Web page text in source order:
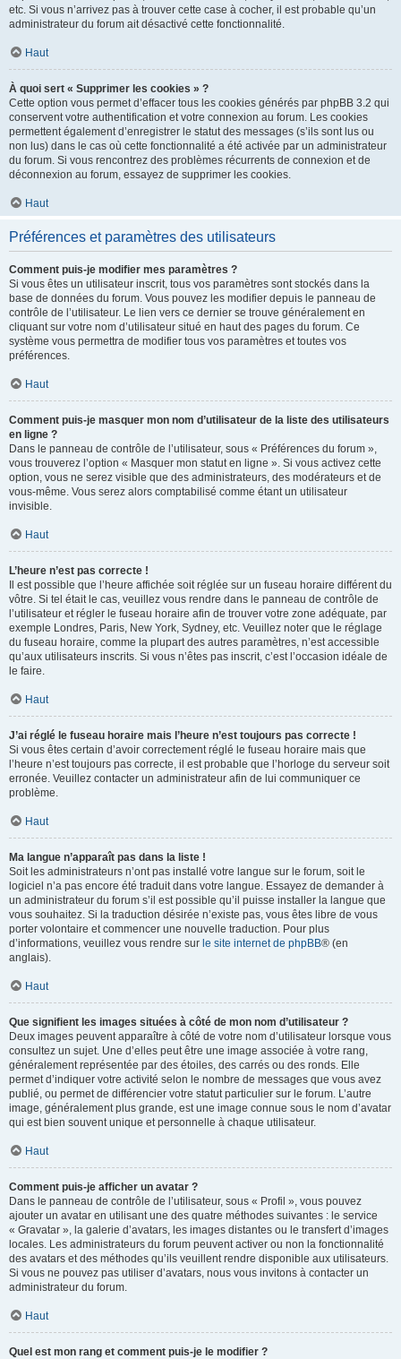
etc. Si vous n’arrivez pas à trouver cette case à cocher, il est probable qu’un
administrateur du forum ait désactivé cette fonctionnalité.
Haut
À quoi sert « Supprimer les cookies » ?
Cette option vous permet d’effacer tous les cookies générés par phpBB 3.2 qui
conservent votre authentification et votre connexion au forum. Les cookies
permettent également d’enregistrer le statut des messages (s’ils sont lus ou
non lus) dans le cas où cette fonctionnalité a été activée par un administrateur
du forum. Si vous rencontrez des problèmes récurrents de connexion et de
déconnexion au forum, essayez de supprimer les cookies.
Haut
Préférences et paramètres des utilisateurs
Comment puis-je modifier mes paramètres ?
Si vous êtes un utilisateur inscrit, tous vos paramètres sont stockés dans la
base de données du forum. Vous pouvez les modifier depuis le panneau de
contrôle de l’utilisateur. Le lien vers ce dernier se trouve généralement en
cliquant sur votre nom d’utilisateur situé en haut des pages du forum. Ce
système vous permettra de modifier tous vos paramètres et toutes vos
préférences.
Haut
Comment puis-je masquer mon nom d’utilisateur de la liste des utilisateurs
en ligne ?
Dans le panneau de contrôle de l’utilisateur, sous « Préférences du forum »,
vous trouverez l’option « Masquer mon statut en ligne ». Si vous activez cette
option, vous ne serez visible que des administrateurs, des modérateurs et de
vous-même. Vous serez alors comptabilisé comme étant un utilisateur
invisible.
Haut
L’heure n’est pas correcte !
Il est possible que l’heure affichée soit réglée sur un fuseau horaire différent du
vôtre. Si tel était le cas, veuillez vous rendre dans le panneau de contrôle de
l’utilisateur et régler le fuseau horaire afin de trouver votre zone adéquate, par
exemple Londres, Paris, New York, Sydney, etc. Veuillez noter que le réglage
du fuseau horaire, comme la plupart des autres paramètres, n’est accessible
qu’aux utilisateurs inscrits. Si vous n’êtes pas inscrit, c’est l’occasion idéale de
le faire.
Haut
J’ai réglé le fuseau horaire mais l’heure n’est toujours pas correcte !
Si vous êtes certain d’avoir correctement réglé le fuseau horaire mais que
l’heure n’est toujours pas correcte, il est probable que l’horloge du serveur soit
erronée. Veuillez contacter un administrateur afin de lui communiquer ce
problème.
Haut
Ma langue n’apparaît pas dans la liste !
Soit les administrateurs n’ont pas installé votre langue sur le forum, soit le
logiciel n’a pas encore été traduit dans votre langue. Essayez de demander à
un administrateur du forum s’il est possible qu’il puisse installer la langue que
vous souhaitez. Si la traduction désirée n’existe pas, vous êtes libre de vous
porter volontaire et commencer une nouvelle traduction. Pour plus
d’informations, veuillez vous rendre sur le site internet de phpBB® (en
anglais).
Haut
Que signifient les images situées à côté de mon nom d’utilisateur ?
Deux images peuvent apparaître à côté de votre nom d’utilisateur lorsque vous
consultez un sujet. Une d’elles peut être une image associée à votre rang,
généralement représentée par des étoiles, des carrés ou des ronds. Elle
permet d’indiquer votre activité selon le nombre de messages que vous avez
publié, ou permet de différencier votre statut particulier sur le forum. L’autre
image, généralement plus grande, est une image connue sous le nom d’avatar
qui est bien souvent unique et personnelle à chaque utilisateur.
Haut
Comment puis-je afficher un avatar ?
Dans le panneau de contrôle de l’utilisateur, sous « Profil », vous pouvez
ajouter un avatar en utilisant une des quatre méthodes suivantes : le service
« Gravatar », la galerie d’avatars, les images distantes ou le transfert d’images
locales. Les administrateurs du forum peuvent activer ou non la fonctionnalité
des avatars et des méthodes qu’ils veuillent rendre disponible aux utilisateurs.
Si vous ne pouvez pas utiliser d’avatars, nous vous invitons à contacter un
administrateur du forum.
Haut
Quel est mon rang et comment puis-je le modifier ?